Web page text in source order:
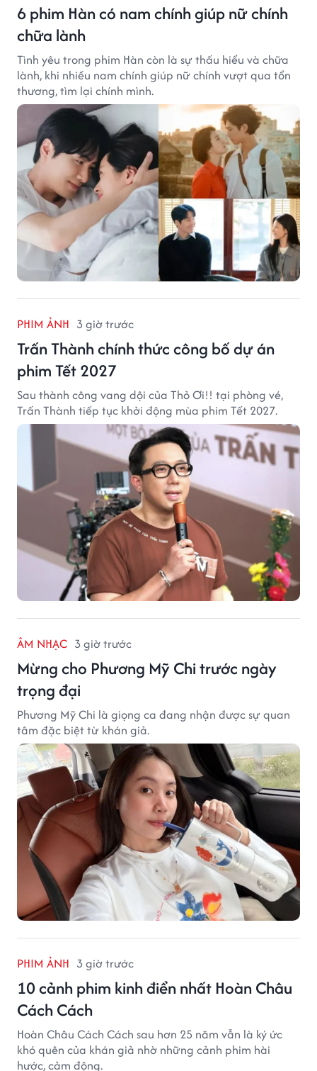
6 phim Hàn có nam chính giúp nữ chính
chữa lành
Tình yêu trong phim Hàn còn là sự thấu hiểu và chữa
lành, khi nhiều nam chính giúp nữ chính vượt qua tổn
thương, tìm lại chính mình.
PHIM ẢNH 3 giờ trước
Trấn Thành chính thức công bố dự án
phim Tết 2027
Sau thành công vang dội của Thỏ Ơi!! tại phòng vé,
Trấn Thành tiếp tục khởi động mùa phim Tết 2027.
ÂM NHẠC 3 giờ trước
Mừng cho Phương Mỹ Chi trước ngày
trọng đại
Phương Mỹ Chi là giọng ca đang nhận được sự quan
tâm đặc biệt từ khán giả.
PHIM ẢNH 3 giờ trước
10 cảnh phim kinh điển nhất Hoàn Châu
Cách Cách
Hoàn Châu Cách Cách sau hơn 25 năm vẫn là ký ức
khó quên của khán giả nhờ những cảnh phim hài
hước, cảm động.